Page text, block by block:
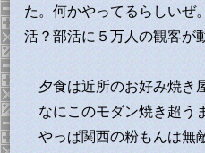
た。何かやってるらしいぜ
活？部活に５万人の観客が
夕食は近所のお好み焼き
なにこのモダン焼き超う
やっぱ関西の粉もんは無